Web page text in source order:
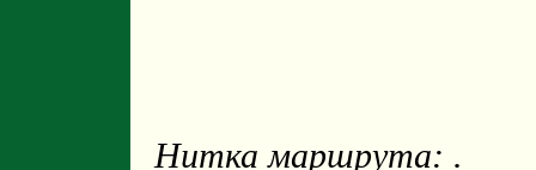
Нитка маршрута: .